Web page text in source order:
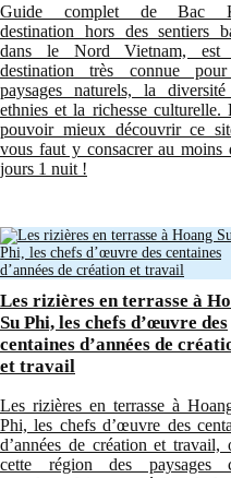
Guide complet de Bac
destination hors des sentiers
dans le Nord Vietnam, est
destination très connue
paysages naturels, la
ethnies et la richesse culturelle.
pouvoir mieux découvrir ce
vous faut y consacrer au moins
jours 1 nuit !
Les rizières en terrasse à
Su Phi, les chefs d’œuvre des
centaines d’années de
et travail
Les rizières en terrasse à
Phi, les chefs d’œuvre des
d’années de création et travail,
cette région des paysages